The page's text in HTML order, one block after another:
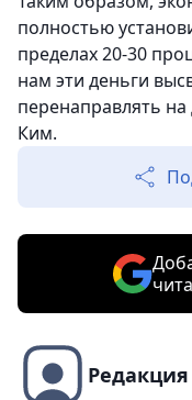
полностью
пределах 20-30
нам эти деньги
перенаправлять
Ким.